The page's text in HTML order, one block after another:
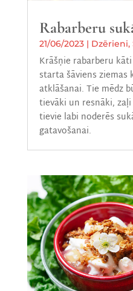
Rabarberu
21/06/2023| Dzērieni,
Krāšņie rabarberu
starta šāviens ziemas
atklāšanai. Tie mēdz
tievāki un resnāki,
tievie labi noderēs
gatavošanai.